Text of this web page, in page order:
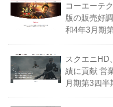
コーエーテ
版の販売好
和4年3月期
スクエニHD
績に貢献 営
月期第3四半